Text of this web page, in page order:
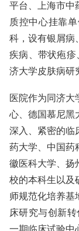
平台、上海市中
质控中心挂靠
科，设有银屑病
疾病、带状疱疹
济大学皮肤病研
医院作为同济大
心、德国慕尼黑
深入、紧密的临
药大学、中国药
徽医科大学、扬
校的本科生以及
师规范化培养基
床研究与创新
一期临床试验中